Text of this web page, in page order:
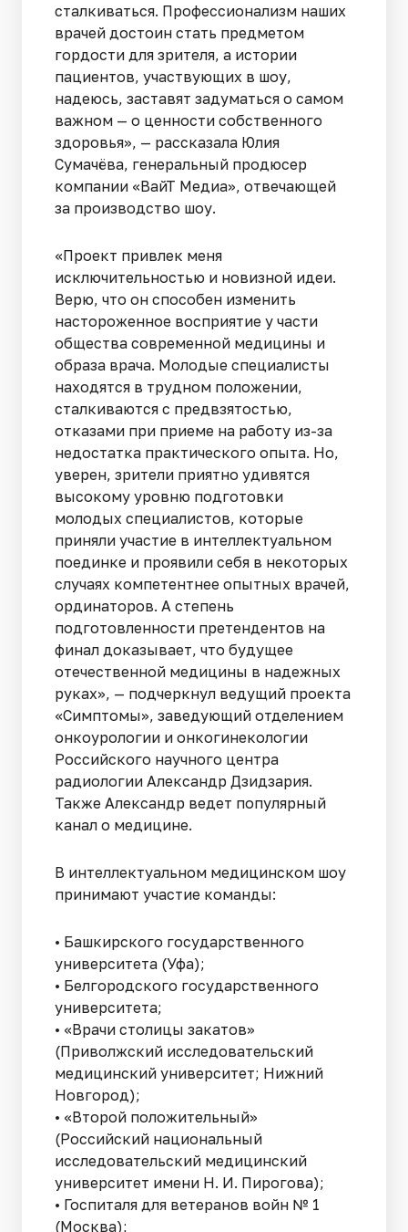
сталкиваться. Профессионализм наших
врачей достоин стать предметом
гордости для зрителя, а истории
пациентов, участвующих в шоу,
надеюсь, заставят задуматься о самом
важном — о ценности собственного
здоровья», — рассказала Юлия
Сумачёва, генеральный продюсер
компании «ВайТ Медиа», отвечающей
за производство шоу.
«Проект привлек меня
исключительностью и новизной идеи.
Верю, что он способен изменить
настороженное восприятие у части
общества современной медицины и
образа врача. Молодые специалисты
находятся в трудном положении,
сталкиваются с предвзятостью,
отказами при приеме на работу из-за
недостатка практического опыта. Но,
уверен, зрители приятно удивятся
высокому уровню подготовки
молодых специалистов, которые
приняли участие в интеллектуальном
поединке и проявили себя в некоторых
случаях компетентнее опытных врачей,
ординаторов. А степень
подготовленности претендентов на
финал доказывает, что будущее
отечественной медицины в надежных
руках», — подчеркнул ведущий проекта
«Симптомы», заведующий отделением
онкоурологии и онкогинекологии
Российского научного центра
радиологии Александр Дзидзария.
Также Александр ведет популярный
канал о медицине.
В интеллектуальном медицинском шоу
принимают участие команды:
• Башкирского государственного
университета (Уфа);
• Белгородского государственного
университета;
• «Врачи столицы закатов»
(Приволжский исследовательский
медицинский университет; Нижний
Новгород);
• «Второй положительный»
(Российский национальный
исследовательский медицинский
университет имени Н. И. Пирогова);
• Госпиталя для ветеранов войн № 1
(Москва);